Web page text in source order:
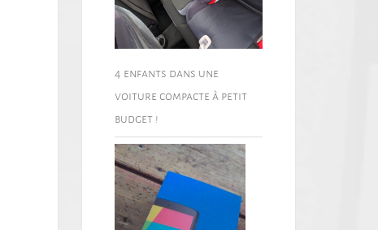
4 enfants dans une
voiture compacte à petit
budget !